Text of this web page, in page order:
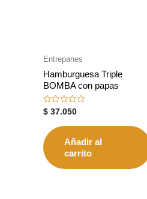
Entrepanes
Hamburguesa Triple
BOMBA con papas
Valorado
con
de
5
$ 37.050
Añadir al
carrito